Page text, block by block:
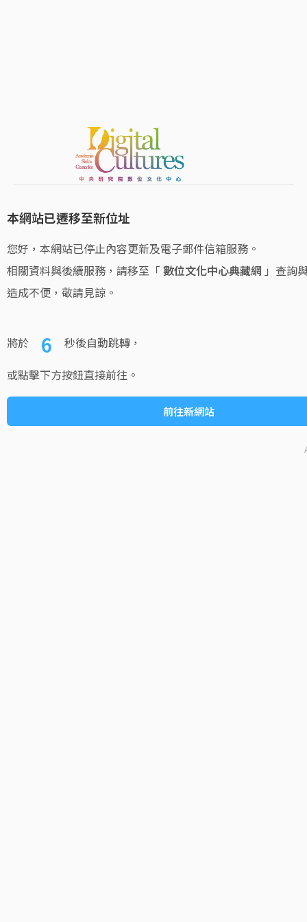
本網站已遷移至新位址
您好，本網站已停止內容更新及電子郵件信箱服務。
相關資料與後續服務，請移至「 數位文化中心典藏網 」查詢
造成不便，敬請見諒。
將於 6
秒後自動跳轉，
或點擊下方按鈕直接前往。
前往新網站